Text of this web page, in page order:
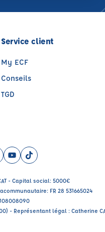
Service client
My ECF
Conseils
TGD
fenêtre)
(nouvelle fenêtre)
(nouvelle fenêtre)
YouTube (nouvelle
TikTok (nouvelle
- Capital social: 5000€
FR 28 531665024
- Représentant légal : Catherine